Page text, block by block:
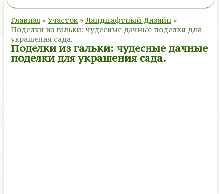
Главная »Участок » Ландшафтный Дизайн »
Поделки из гальки: чудесные дачные поделки для
украшения сада.
Поделки из гальки: чудесные дачные
поделки для украшения сада.